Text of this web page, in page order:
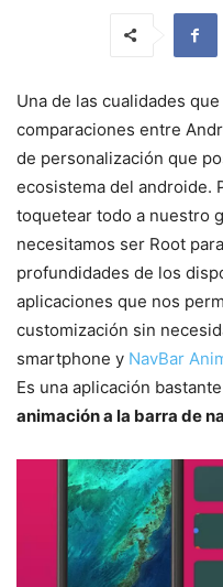
Una de las cualidades
comparaciones entre
de personalización que
ecosistema del androide.
toquetear todo a nuestro
necesitamos ser Root
profundidades de los
aplicaciones que nos
customización sin
smartphone y NavBar
Es una aplicación
animación a la barra de